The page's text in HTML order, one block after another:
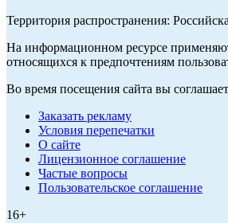
Территория распространения:
На информационном ресурсе
относящихся к предпочтениям
Во время посещения сайта вы
Заказать рекламу
Условия перепечатки
О сайте
Лицензионное соглашение
Частые вопросы
Пользовательское соглашение
16+